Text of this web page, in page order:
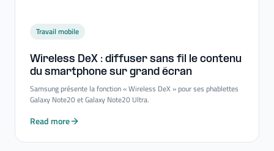
Travail mobile
Wireless DeX : diffuser sans fil le contenu
du smartphone sur grand écran
Samsung présente la fonction « Wireless DeX » pour ses phablettes
Galaxy Note20 et Galaxy Note20 Ultra.
Read more